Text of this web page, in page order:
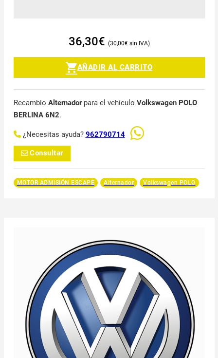
36,30€ 30,00€
AÑADIR AL CARRITO
Recambio Alternadorpara el vehículo Volkswagen POLO
BERLINA 6N2.
¿Necesitas ayuda? 962790714
Consultar
MOTOR ADMISIÓN ESCAPE Alternador Volkswagen POLO